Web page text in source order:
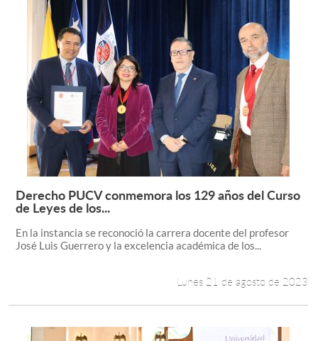
Leer más +
Derecho PUCV conmemora los 129 años del Curso
de Leyes de los...
En la instancia se reconoció la carrera docente del profesor
José Luis Guerrero y la excelencia académica de los...
Lunes 21 de agosto de 2023